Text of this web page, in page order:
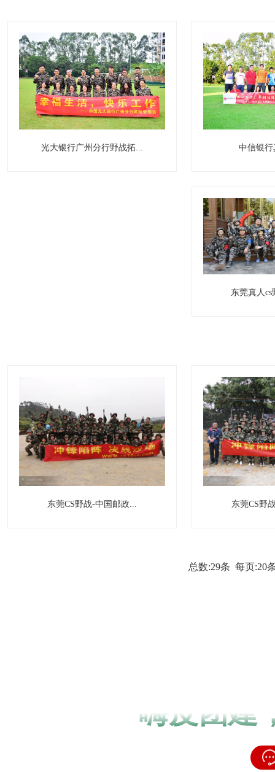
光大银行广州分行野战拓... 中信银行
东莞真人
东莞CS野战-中国邮政... 东莞CS野
总数:29条 每页:20
嗨皮团建